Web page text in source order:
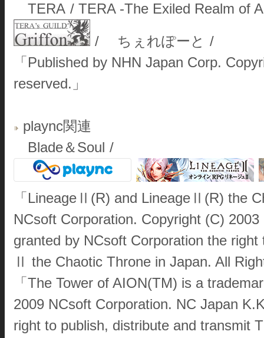
TERA / TERA -The Exiled Realm of
/ ちぇれぽーと /
「Published by NHN Japan Corp.
reserved.」
plaync関連
Blade＆Soul /
「LineageⅡ(R) and LineageⅡ(R) the
NCsoft Corporation. Copyright (C)
granted by NCsoft Corporation the
Ⅱ the Chaotic Throne in Japan. All
「The Tower of AION(TM) is a
2009 NCsoft Corporation. NC Japan
right to publish, distribute and transmit